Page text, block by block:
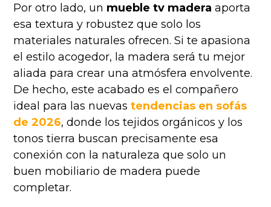
Por otro lado, un mueble tv madera aporta
esa textura y robustez que solo los
materiales naturales ofrecen. Si te apasiona
el estilo acogedor, la madera será tu mejor
aliada para crear una atmósfera envolvente.
De hecho, este acabado es el compañero
ideal para las nuevastendencias en sofás
de 2026, donde los tejidos orgánicos y los
tonos tierra buscan precisamente esa
conexión con la naturaleza que solo un
buen mobiliario de madera puede
completar.